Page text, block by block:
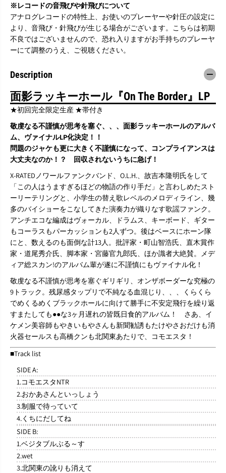
ル
『
O
n
T
h
B
r
d
e
』
P
ル
『
O
n
h
r
d
e
』
L
P
※レコードの音飛びや針飛びについて
アナログレコードの特性上、お使いのプレーヤーや針圧の設定に
より、音飛び・針飛びが生じる場合がございます。こちらは初期
不良ではございませんので、恐れ入りますがお手持ちのプレーヤ
ーにて調整のうえ、ご視聴ください。
Description
面影ラッキーホール『On The Border』LP
★初回完全限定生産 ★帯付き
敬虔なる不謹慎が思考を塞ぐ、、、面影ラッキーホールのアルバ
ム、ヴァイナルLP化決定！！
問題のジャケも更に大きく不謹慎になって、コンプライアンスは
大丈夫なのか！？ 回収されないうちに急げ！
X-RATEDノワールファンクバンド、O.L.H.、故吉本隆明氏をして
「この人はうますぎるほどの物語の作り手だ」と言わしめたスト
ーリーテリングと、小学生の替え歌レベルのメロディライン、幾
多のバイショーをこなしてきた演奏力が織りなす歌謡ファンク。
アンチエコな編成はヴォーカル、ドラムス、キーボード、ギター
もコーラスもパーカッションも2人ずつ。後はベースにホーン隊
にと、数えるのも面倒な計13人。批評家・町山智浩氏、直木賞作
家・道尾秀介氏、脚本家・宮藤官九郎氏、ほか識者大絶賛。メデ
ィア総スカン!のアルバム輩が遂に不謹慎にもヴァイナル化！
敬虔なる不謹慎が思考を塞ぐギリギリ、オンザボーダーな究極の
9トラック。残尿感タップリで不純なる血混じり、、、くらくら
でめくるめくブラックホールに向けて勝手に不安定飛行を繰り返
すまたしても●●な3ヶ月遅れの皆既日食的アルバム！ さあ、イ
ケメン美容師もやきいもやさんも新聞勧誘もたけやさおだけも消
火器セールスも高橋クンも北関東あたりで、コモエスタ！
■Track list
SIDE A:
1.コモエスタNTR
2.おかあさんといっしょう
3.制服で待っていて
4.くちにだしてね
SIDE B:
1.ベジタブルぶる～す
2.wet
3.北関東の訛りも消えて